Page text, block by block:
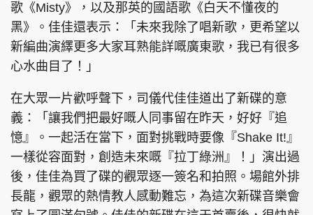
歌《Misty》，以及那英的國語歌《白天不懂夜的
黑》。佳佳還表示：「未來我除了唱新歌，更希望以
新編曲演繹更多大家耳熟能詳嘅廣東歌，我已有很多
心水曲目了！」
在大眾一片歡呼聲下，司儀代佳佳道出了新碟的意
義：「讓我們把最好嘅人同事留在昨天，好好『追
憶』。一起活在當下，面對挑戰時要像『Shake It!』
一樣從容面對，創造未來嘅『拉丁綠洲』！」演出過
後，佳佳為買了碟的觀眾逐一簽名和拍照。場館外排
長龍，觀眾的熱情教人感動難忘，為這次新碟音樂會